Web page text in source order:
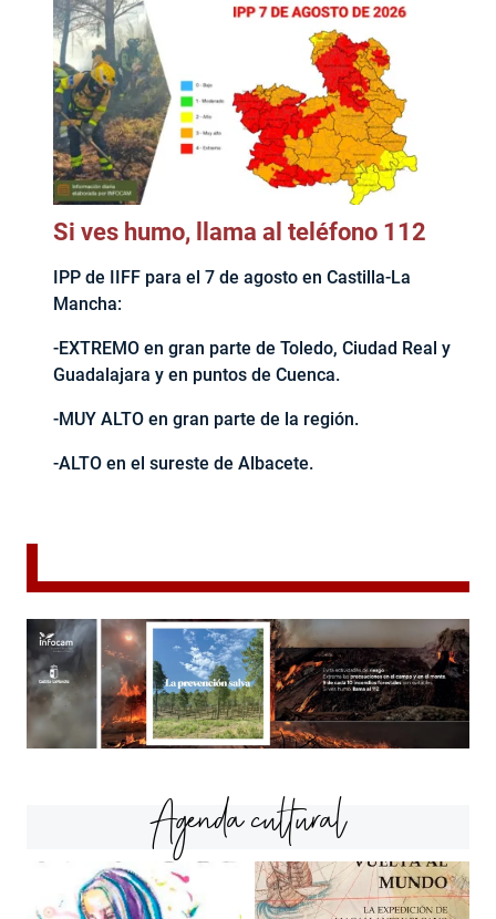
Si ves humo, llama al teléfono 112
IPP de IIFF para el 7 de agosto en Castilla-La
Mancha:
-EXTREMO en gran parte de Toledo, Ciudad Real y
Guadalajara y en puntos de Cuenca.
-MUY ALTO en gran parte de la región.
-ALTO en el sureste de Albacete.
Agenda cultural